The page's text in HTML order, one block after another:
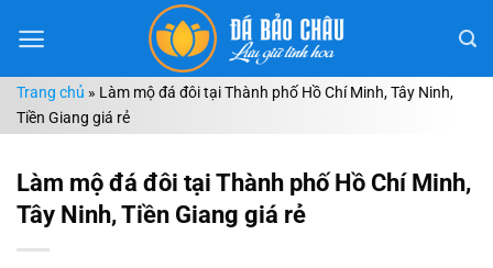
đến
dungTrang chủ » Làm mộ đá đôi tại Thành phố Hồ Chí Minh, Tây Ninh,
Tiền Giang giá rẻ
Làm mộ đá đôi tại Thành phố Hồ Chí Minh,
Tây Ninh, Tiền Giang giá rẻ